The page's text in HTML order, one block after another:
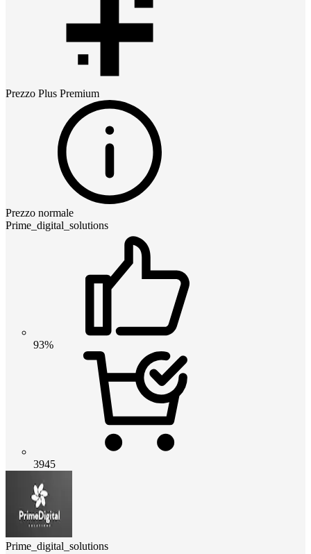
Prezzo Plus Premium
Prezzo normale
Prime_digital_solutions
93%
3945
Prime_digital_solutions